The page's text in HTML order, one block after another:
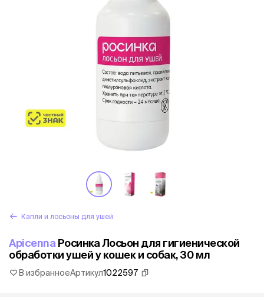
Капли и лосьоны для ушей
Apicenna Росинка Лосьон для гигиенической
обработки ушей у кошек и собак, 30 мл
В избранноеАртикул1022597